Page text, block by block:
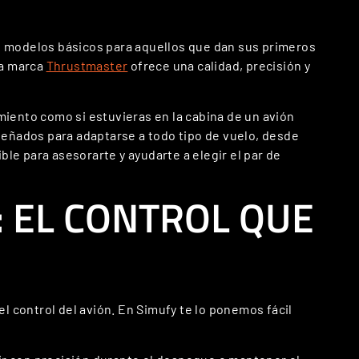
básicos para aquellos que dan sus primeros
marca Thrustmaster ofrece una calidad, precisión y
como si estuvieras en la cabina de un avión
para adaptarse a todo tipo de vuelo, desde
para asesorarte y ayudarte a elegir el par de
CONTROL QUE
control del avión. En Simufy te lo ponemos fácil